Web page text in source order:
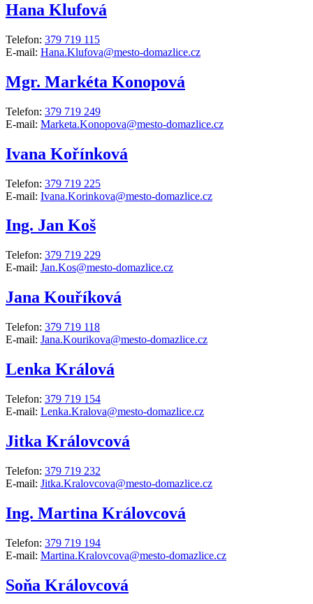
Hana Klufová
Telefon: 379 719 115
E-mail: Hana.Klufova@mesto-domazlice.cz
Mgr. Markéta Konopová
Telefon: 379 719 249
E-mail: Marketa.Konopova@mesto-domazlice.cz
Ivana Kořínková
Telefon: 379 719 225
E-mail: Ivana.Korinkova@mesto-domazlice.cz
Ing. Jan Koš
Telefon: 379 719 229
E-mail: Jan.Kos@mesto-domazlice.cz
Jana Kouříková
Telefon: 379 719 118
E-mail: Jana.Kourikova@mesto-domazlice.cz
Lenka Králová
Telefon: 379 719 154
E-mail: Lenka.Kralova@mesto-domazlice.cz
Jitka Královcová
Telefon: 379 719 232
E-mail: Jitka.Kralovcova@mesto-domazlice.cz
Ing. Martina Královcová
Telefon: 379 719 194
E-mail: Martina.Kralovcova@mesto-domazlice.cz
Soňa Královcová